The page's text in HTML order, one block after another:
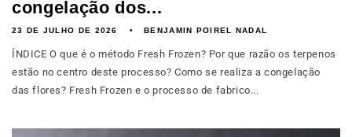
congelação dos...
23 DE JULHO DE 2026 BENJAMIN POIREL NADAL
ÍNDICE O que é o método Fresh Frozen? Por que razão os terpenos
estão no centro deste processo? Como se realiza a congelação
das flores? Fresh Frozen e o processo de fabrico...